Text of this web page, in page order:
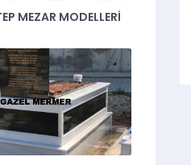
MEZAR MODELLERI